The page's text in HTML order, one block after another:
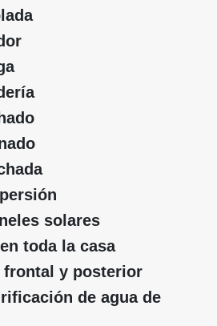
solares
toda la casa
frontal y posterior
de agua de